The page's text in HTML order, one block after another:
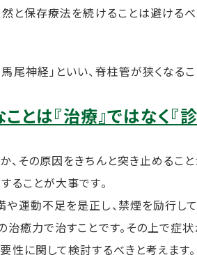
然と保存療法を続けることは避け
尾神経」といい、脊柱管が狭くなる
とは『治療』ではなく『診
、その原因をきちんと突き止めるこ
ることが大事です。
運動不足を是正し、禁煙を励行
治癒力で治すことです。その上で症
性に関して検討するべきと考えます。